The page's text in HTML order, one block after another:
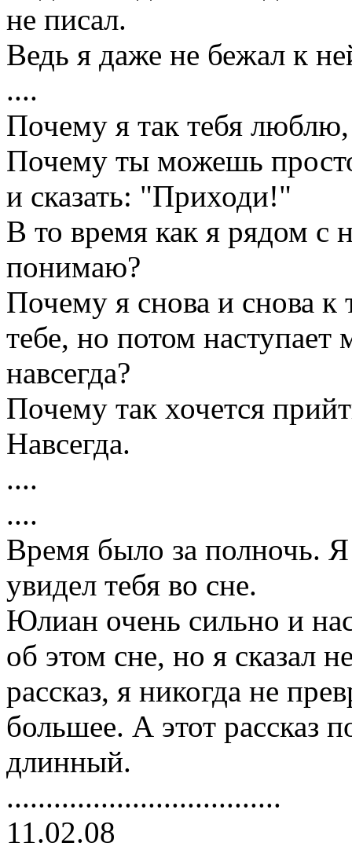
не писал.
Ведь я даже не бежал к
....
Почему я так тебя
Почему ты можешь
и сказать: "Приходи!"
В то время как я рядом с
понимаю?
Почему я снова и снова к
тебе, но потом наступает
навсегда?
Почему так хочется
Навсегда.
....
....
Время было за полночь. Я
увидел тебя во сне.
Юлиан очень сильно и
об этом сне, но я сказал
рассказ, я никогда не
большее. А этот рассказ
длинный.
...................................
11.02.08